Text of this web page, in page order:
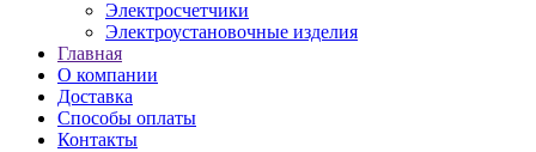
Электросчетчики
Электроустановочные изделия
Главная
О компании
Доставка
Способы оплаты
Контакты